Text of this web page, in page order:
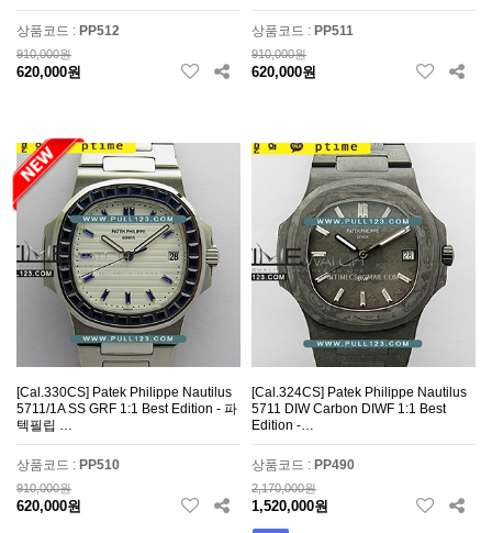
상품코드 : PP512
910,000원
620,000원
상품코드 : PP511
910,000원
620,000원
[Cal.330CS] Patek Philippe Nautilus
5711/1A SS GRF 1:1 Best Edition - 파
텍필립 …
상품코드 : PP510
910,000원
620,000원
[Cal.324CS] Patek Philippe Nautilus
5711 DIW Carbon DIWF 1:1 Best
Edition -…
상품코드 : PP490
2,170,000원
1,520,000원